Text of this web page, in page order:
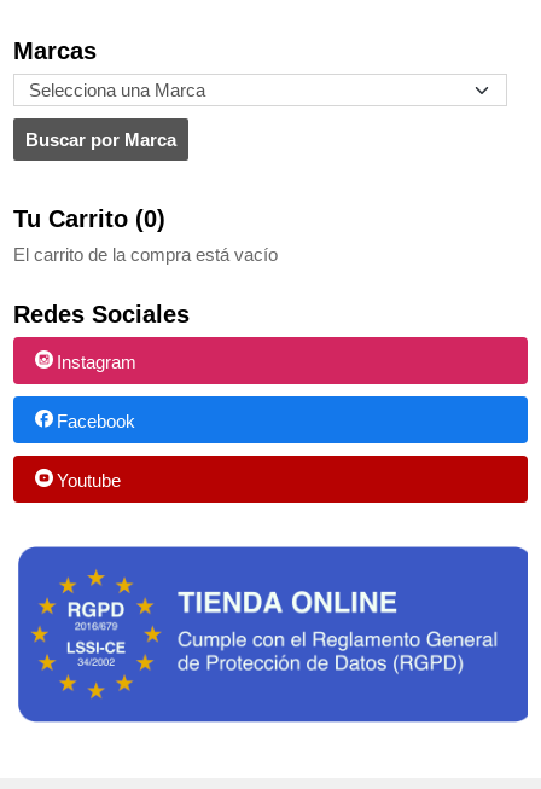
Marcas
Tu Carrito (0)
El carrito de la compra está vacío
Redes Sociales
Instagram
Facebook
Youtube